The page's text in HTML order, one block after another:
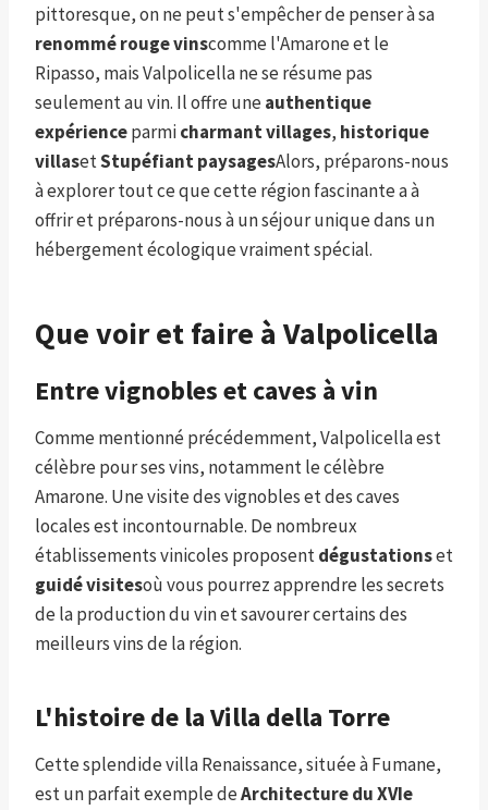
pittoresque, on ne peut s'empêcher de penser à sa
renommérougevinscomme l'Amarone et le
Ripasso, mais Valpolicella ne se résume pas
seulement au vin. Il offre une authentique
expérienceparmicharmantvillages, historique
villasetStupéfiantpaysagesAlors, préparons-nous
à explorer tout ce que cette région fascinante a à
offrir et préparons-nous à un séjour unique dans un
hébergement écologique vraiment spécial.
Que voir et faire à Valpolicella
Entre vignobles et caves à vin
Comme mentionné précédemment, Valpolicella est
célèbre pour ses vins, notamment le célèbre
Amarone. Une visite des vignobles et des caves
locales est incontournable. De nombreux
établissements vinicoles proposentdégustationset
guidévisitesoù vous pourrez apprendre les secrets
de la production du vin et savourer certains des
meilleurs vins de la région.
L'histoire de la Villa della Torre
Cette splendide villa Renaissance, située à Fumane,
est un parfait exemple deArchitecture du XVIe